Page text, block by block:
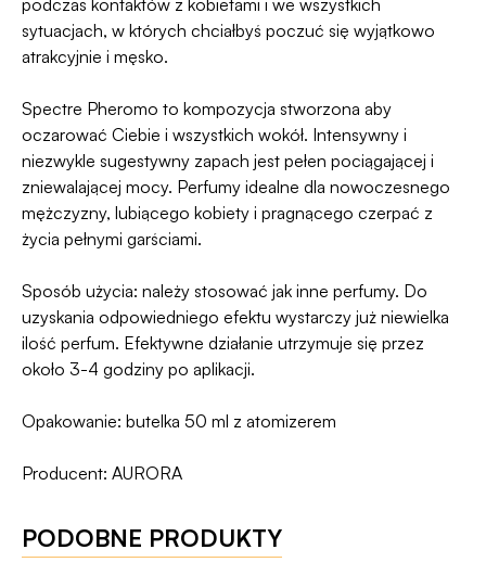
podczas kontaktów z kobietami i we wszystkich
sytuacjach, w których chciałbyś poczuć się wyjątkowo
atrakcyjnie i męsko.
Spectre Pheromo to kompozycja stworzona aby
oczarować Ciebie i wszystkich wokół. Intensywny i
niezwykle sugestywny zapach jest pełen pociągającej i
zniewalającej mocy. Perfumy idealne dla nowoczesnego
mężczyzny, lubiącego kobiety i pragnącego czerpać z
życia pełnymi garściami.
Sposób użycia: należy stosować jak inne perfumy. Do
uzyskania odpowiedniego efektu wystarczy już niewielka
ilość perfum. Efektywne działanie utrzymuje się przez
około 3-4 godziny po aplikacji.
Opakowanie: butelka 50 ml z atomizerem
Producent: AURORA
PODOBNE PRODUKTY